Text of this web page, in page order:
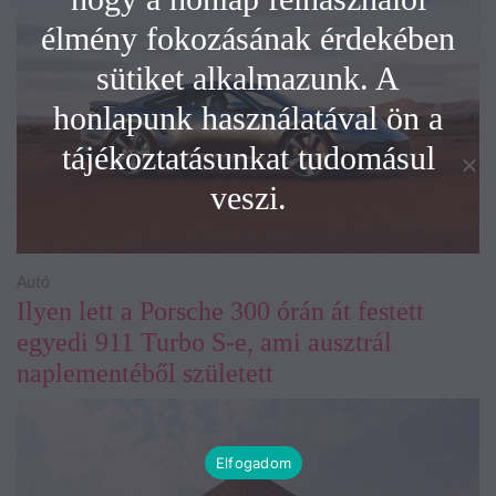
Ilyen lett a Porsche 300 órán át festett
egyedi 911 Turbo S-e, ami ausztrál
naplementéből született
Autó
élmény fokozásának érdekében
sütiket alkalmazunk. A
honlapunk használatával ön a
tájékoztatásunkat tudomásul
veszi.
Elfogadom